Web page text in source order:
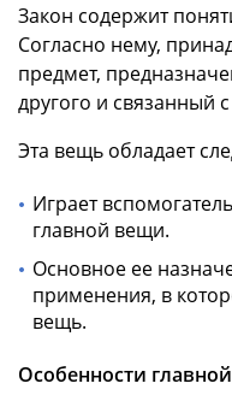
Закон содержит
Согласно нему,
предмет,
другого и
Эта вещь обладает
Играет
главной вещи.
Основное ее
применения, в
вещь.
Особенности